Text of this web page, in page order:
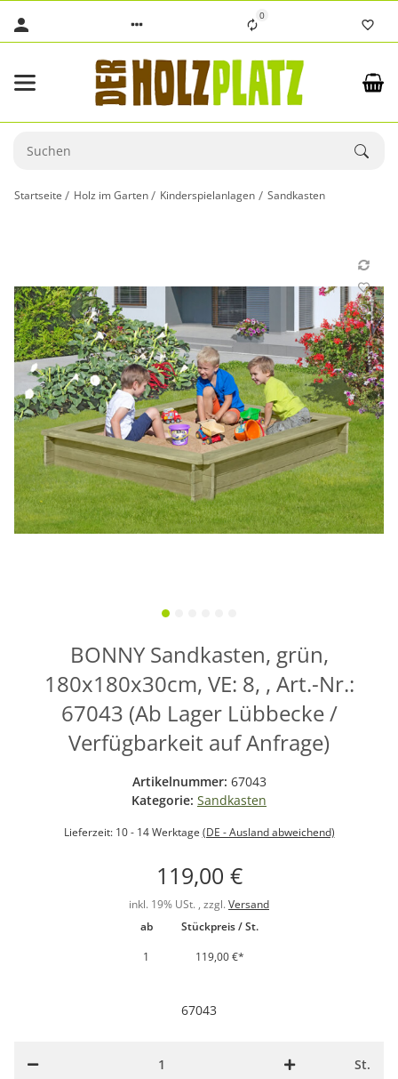
0
Startseite Holz im Garten Kinderspielanlagen Sandkasten
BONNY Sandkasten, grün,
180x180x30cm, VE: 8, , Art.-Nr.:
67043 (Ab Lager Lübbecke /
Verfügbarkeit auf Anfrage)
Artikelnummer: 67043
Kategorie: Sandkasten
Lieferzeit: 10 - 14 Werktage (DE - Ausland abweichend)
119,00 €
inkl. 19% USt. , zzgl. Versand
ab
Stückpreis / St.
1
119,00 €*
67043
St.